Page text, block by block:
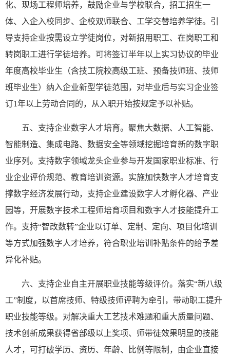
化、现场工程师培养，鼓励企业与学校联合，招工招生一
体、入企入校同步、企校双师联合、工学交替培养学徒。引
导支持企业按需设立学徒岗位，对新招用职工、在岗职工和
转岗职工进行学徒培养。可将签订半年以上实习协议的毕业
年度高校毕业生（含技工院校高级工班、预备技师班、技师
班毕业生）纳入企业新型学徒范围，对毕业后与实习企业签
订1年以上劳动合同的，从入职开始按规定予以补贴。
五、支持企业数字人才培育。聚焦大数据、人工智能、
智能制造、集成电路、数据安全等领域挖掘培育新的数字职
业序列。支持数字领域龙头企业参与开发国家职业标准、行
业企业评价规范、教育培训资源。实施加快数字人才培育支
撑数字经济发展行动，支持企业建设数字人才孵化器、产业
园等，开展数字技术工程师培育项目和数字人才技能提升工
作。支持“智改数转”企业以订单、定制、定向、项目化培训
等方式加强数字人才培养，符合职业培训补贴条件的给予差
异化补贴。
六、支持企业自主开展职业技能等级评价。落实“新八级
工”制度，以首席技师、特级技师评聘为牵引，带动职工提升
职业技能等级。对解决重大工艺技术难题和重大质量问题、
技术创新成果获得省部级以上奖项、师带徒效果明显的技能
人才，可打破学历、资历、年龄、比例等限制，由企业直接